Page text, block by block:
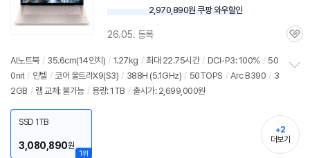
할
가
2,970,890원 쿠팡 와우할인
26.05. 등록
관
AI노트북 / 35.6cm(14인치) / 1.27kg / 최대 22.75시간 / DCI-P3: 100% / 50
0nit / 인텔 / 코어 울트라X9(S3) / 388H (5.1GHz) / 50TOPS / Arc B390 / 3
2GB / 램 교체: 불가능 / 용량: 1TB / 출시가: 2,699,000원
기
1위
SSD 1TB
3,080,890원
+2
더보기